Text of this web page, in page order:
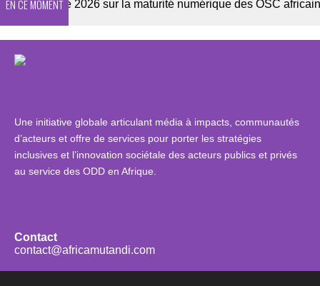
EN CE MOMENT
Enquête 2026 sur la maturité numérique des OSC africaines
Une initiative globale articulant média à impacts, communautés
d’acteurs et offre de services pour porter les stratégies
inclusives et l’innovation sociétale des acteurs publics et privés
au service des ODD en Afrique.
Contact
contact@africamutandi.com